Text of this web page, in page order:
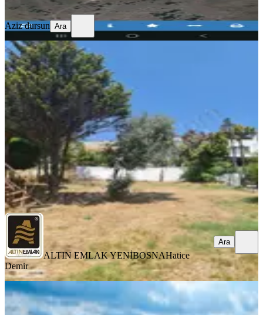
Ara
Aziz dursun Ara
Deniz Manzaralı İmarlı Arsa
Tekirdağ, Marmaraereğlisi
160 m²·12.500/m²
2.000.000 ₺
ALTIN EMLAK YENİBOSNAHatice Demir
Ara
ALTIN EMLAK YENİBOSNAHatice
Demir
Ara
TAKASLI
Acil Satılık Arsa Fırsat